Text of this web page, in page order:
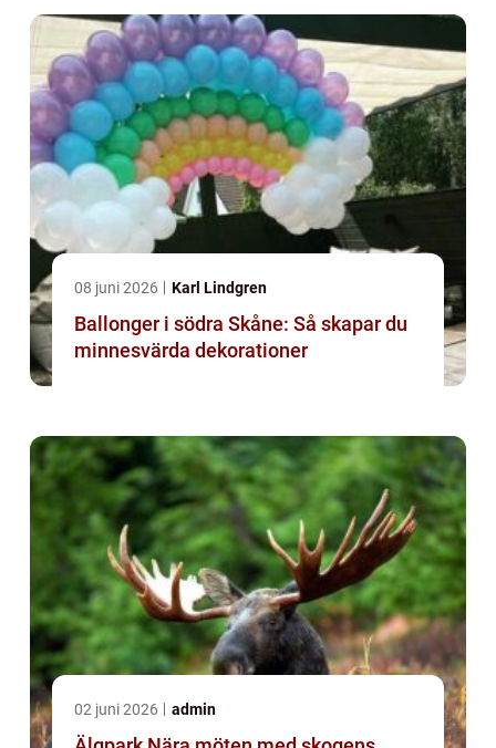
08 juni 2026 Karl Lindgren
Ballonger i södra Skåne: Så skapar du
minnesvärda dekorationer
02 juni 2026 admin